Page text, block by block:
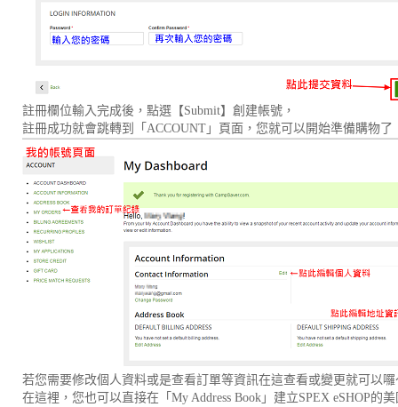
註冊欄位輸入完成後，點選【Submit】創建帳號，
註冊成功就會跳轉到「ACCOUNT」頁面，您就可以開始準備購物了
若您需要修改個人資料或是查看訂單等資訊在這查看或變更就可以囉
在這裡，您也可以直接在「My Address Book」建立SPEX eSHOP的